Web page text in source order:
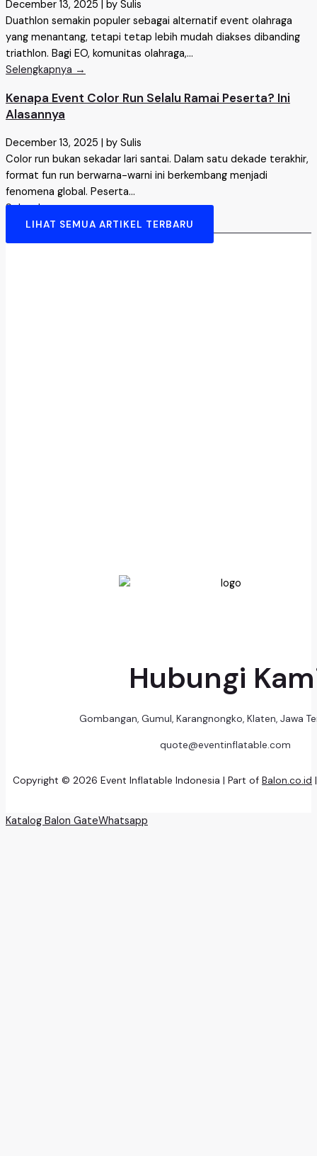
December 13, 2025
by Sulis
Duathlon semakin populer sebagai alternatif event olahraga
yang menantang, tetapi tetap lebih mudah diakses dibanding
triathlon. Bagi EO, komunitas olahraga,...
Selengkapnya →
Kenapa Event Color Run Selalu Ramai Peserta? Ini
Alasannya
December 13, 2025 | by Sulis
Color run bukan sekadar lari santai. Dalam satu dekade terakhir,
format fun run berwarna-warni ini berkembang menjadi
fenomena global. Peserta...
Selengkapnya →
LIHAT SEMUA ARTIKEL TERBARU
Hubungi
Gombangan, Gumul, Karangnongko, Klaten, Jawa
quote@eventinflatable.com
Copyright © 2026 Event Inflatable Indonesia | Part of Balon.co.id
Katalog Balon GateWhatsapp